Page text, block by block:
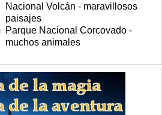
Nacional Volcán - maravillosos
paisajes
Parque Nacional Corcovado -
muchos animales